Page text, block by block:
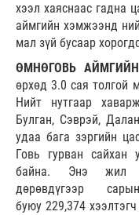
хээл хаяснаас гадна
аймгийн хэмжээнд
мал зүй бусаар
ӨМНӨГОВЬ АЙМГИЙН
өрхөд 3.0 сая толгой
Нийт нутгаар
Булган, Сэврэй,
удаа бага зэргийн
Говь гурван сайхан
байна. Энэ жил
дөрөвдүгээр
буюу 229,374